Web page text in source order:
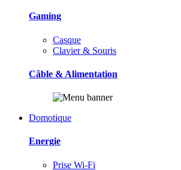
Gaming
Casque
Clavier & Souris
Câble & Alimentation
Domotique
Energie
Prise Wi-Fi